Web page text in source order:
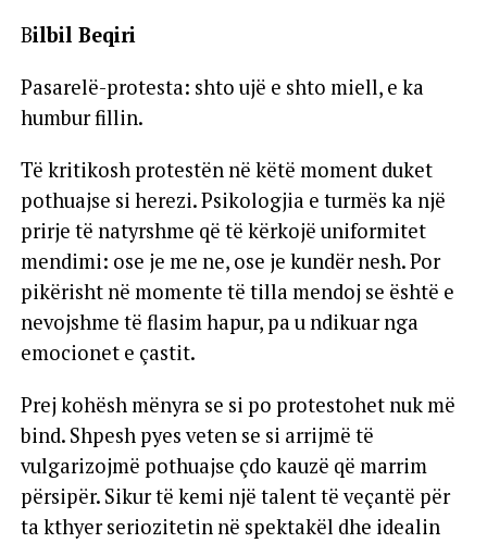
Bilbil Beqiri
Pasarelë-protesta: shto ujë e shto miell, e ka
humbur fillin.
Të kritikosh protestën në këtë moment duket
pothuajse si herezi. Psikologjia e turmës ka një
prirje të natyrshme që të kërkojë uniformitet
mendimi: ose je me ne, ose je kundër nesh. Por
pikërisht në momente të tilla mendoj se është e
nevojshme të flasim hapur, pa u ndikuar nga
emocionet e çastit.
Prej kohësh mënyra se si po protestohet nuk më
bind. Shpesh pyes veten se si arrijmë të
vulgarizojmë pothuajse çdo kauzë që marrim
përsipër. Sikur të kemi një talent të veçantë për
ta kthyer seriozitetin në spektakël dhe idealin